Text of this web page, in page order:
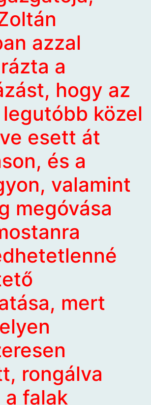
azzal
a
hogy az
közel
esett át
és a
valamint
megóvása
mert
rongálva
falak